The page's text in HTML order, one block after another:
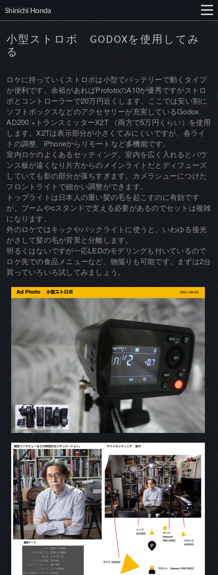
Shinichi Honda
小型ストロボ GODOXを使用してみ
る
ロケに持っていくストロボは小型でバッテリーで動くタイプ
が便利です。余裕があればProfotoのA10が優秀ですがストロ
ボとコントローラーで20万円近くします。ここでは安い割に
ソフトボックスなどのアクセサリーが充実しているGodox
AD200 +トランスミッターX2T （両方で5万円くらい）を使用
します。X2Tは表示部分が小さくてみにくいですが、各ライ
トの調整、iPhoneからリモートなど多機能です。
室内ロケのよくあるセッティング。室内を広く入れるとバウ
ンス板が遠くなり片方からのメインライトだとディフューズ
していても影の部分が落ちすぎます。カメラシューにつけた
フロントライトで細かい調整ができます。
トップライトは日本人の重い髪の毛を起こすのに有効です
が、ブームやcスタンドで支える必要があるのでセットは複雑
になります。
外のロケではキックやバックライトに使うと、いわゆる後光
がさして髪の毛が背景と分離します。
明るくはないですが一応LEDのモデリングも付いているので
ロケ先での食品メニューなど、物撮りも可能です。まずは2台
買っていろいろ試してみましょう。